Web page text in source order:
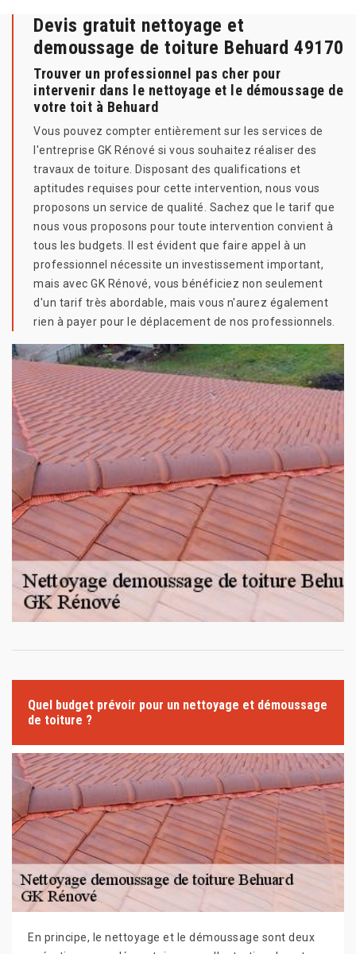
Devis gratuit nettoyage et
demoussage de toiture Behuard 49170
Trouver un professionnel pas cher pour
intervenir dans le nettoyage et le démoussage de
votre toit à Behuard
Vous pouvez compter entièrement sur les services de
l'entreprise GK Rénové si vous souhaitez réaliser des
travaux de toiture. Disposant des qualifications et
aptitudes requises pour cette intervention, nous vous
proposons un service de qualité. Sachez que le tarif que
nous vous proposons pour toute intervention convient à
tous les budgets. Il est évident que faire appel à un
professionnel nécessite un investissement important,
mais avec GK Rénové, vous bénéficiez non seulement
d'un tarif très abordable, mais vous n'aurez également
rien à payer pour le déplacement de nos professionnels.
Quel budget prévoir pour un nettoyage et démoussage
de toiture ?
En principe, le nettoyage et le démoussage sont deux